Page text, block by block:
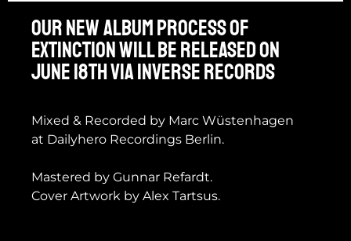
Our new album PROCESS OF
EXTINCTION will be released on
June 18th via Inverse Records
Mixed & Recorded by Marc Wüstenhagen
at Dailyhero Recordings Berlin.
Mastered by Gunnar Refardt.
Cover Artwork by Alex Tartsus.